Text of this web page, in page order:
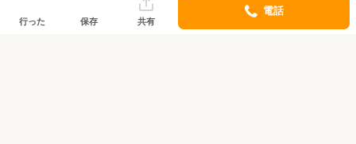
行った 保存 共有
電話